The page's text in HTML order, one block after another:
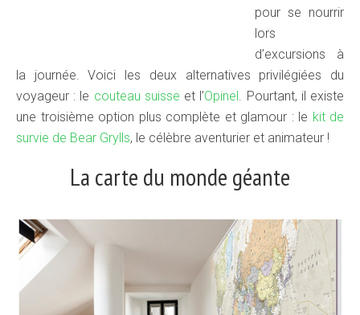
pour se nourrir
lors
d’excursions à
la journée. Voici les deux alternatives privilégiées du
voyageur : le couteau suisse et l’Opinel. Pourtant, il existe
une troisième option plus complète et glamour : le kit de
survie de Bear Grylls, le célèbre aventurier et animateur !
La carte du monde géante